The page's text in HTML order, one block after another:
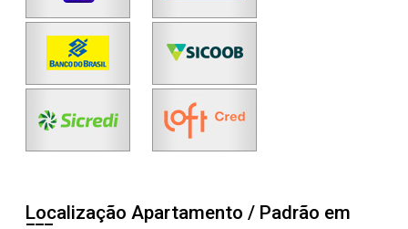
Localização Apartamento / Padrão em